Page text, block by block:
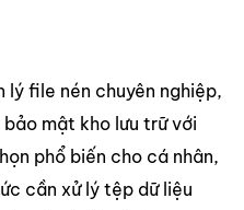
lý file nén chuyên nghiệp,
mật kho lưu trữ với
phổ biến cho cá nhân,
cần xử lý tệp dữ liệu